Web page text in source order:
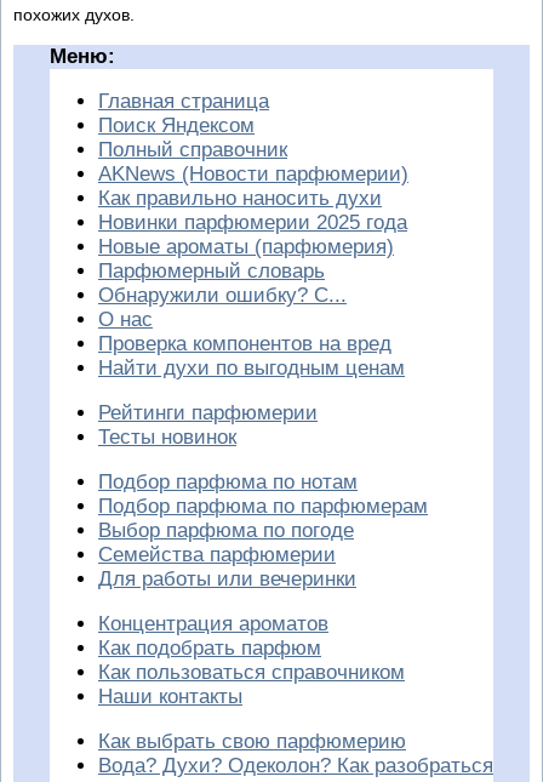
похожих духов.
Меню:
Главная страница
Поиск Яндексом
Полный справочник
AKNews (Новости парфюмерии)
Как правильно наносить духи
Новинки парфюмерии 2025 года
Новые ароматы (парфюмерия)
Парфюмерный словарь
Обнаружили ошибку? С...
О нас
Проверка компонентов на вред
Найти духи по выгодным ценам
Рейтинги парфюмерии
Тесты новинок
Подбор парфюма по нотам
Подбор парфюма по парфюмерам
Выбор парфюма по погоде
Семейства парфюмерии
Для работы или вечеринки
Концентрация ароматов
Как подобрать парфюм
Как пользоваться справочником
Наши контакты
Как выбрать свою парфюмерию
Вода? Духи? Одеколон? Как разобраться